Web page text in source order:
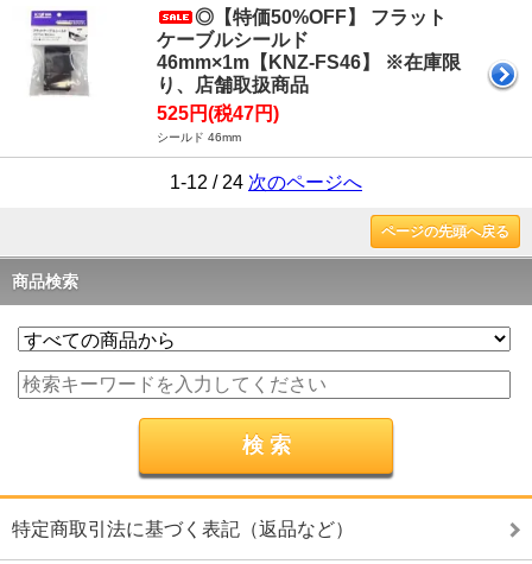
◎【特価50%OFF】 フラット
ケーブルシールド
46mm×1m【KNZ-FS46】 ※在庫限
り、店舗取扱商品
525円(税47円)
シールド 46mm
1-12 / 24 次のページへ
ページの先頭へ戻る
商品検索
特定商取引法に基づく表記（返品など）